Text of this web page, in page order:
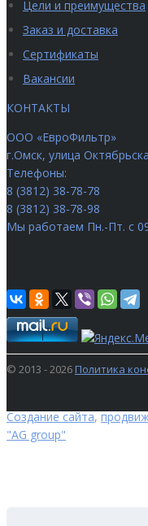
Цели и преимущества
Заказ и доставка
Сертификаты
Вакансии
КОНТАКТЫ
ООО «ЕвроФильтр»
г.Омск, улица
Телефоны:
8 (3812) 38-78-78
8 (3812) 38-78-98
Мы работаем Пн.-Пт. с
© 2013 - 2026Политика
Создание сайта,
"AG group"